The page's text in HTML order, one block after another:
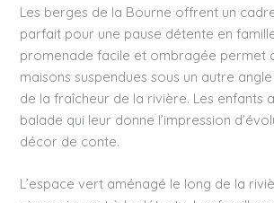
Les berges de la Bourne offrent un
parfait pour une pause détente en
promenade facile et ombragée permet
maisons suspendues sous un autre
de la fraîcheur de la rivière. Les enfants
balade qui leur donne l’impression
décor de conte.
L’espace vert aménagé le long de la